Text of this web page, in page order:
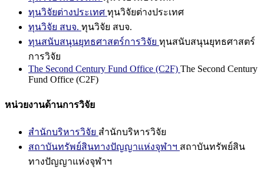
ทุนวิจัยต่างประเทศ ทุนวิจัยต่างประเทศ
ทุนวิจัย สบจ. ทุนวิจัย สบจ.
ทุนสนับสนุนยุทธศาสตร์การวิจัย ทุนสนับสนุนยุทธศาสตร์
การวิจัย
The Second Century Fund Office (C2F) The Second Century
Fund Office (C2F)
หน่วยงานด้านการวิจัย
สำนักบริหารวิจัย สำนักบริหารวิจัย
สถาบันทรัพย์สินทางปัญญาแห่งจุฬาฯ สถาบันทรัพย์สิน
ทางปัญญาแห่งจุฬาฯ